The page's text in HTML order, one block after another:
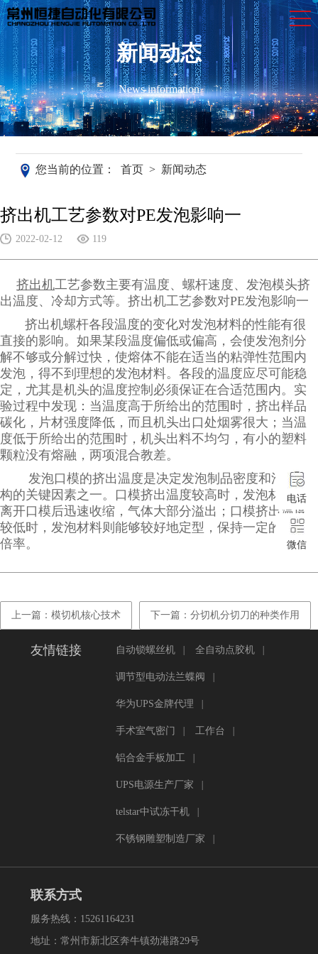
新闻动态
News information
您当前的位置： 首页 > 新闻动态
挤出机工艺参数对PE发泡影响一
2022-02-12 119
挤出机工艺参数主要有温度、螺杆速度、发泡模头挤
出温度、冷却方式等。挤出机工艺参数对PE发泡影响一
挤出机螺杆各段温度的变化对发泡材料的性能有很
直接的影响。如果某段温度偏低或偏高，会使发泡剂分
解不够或分解过快，使熔体不能在适当的粘弹性范围内
发泡，得不到理想的发泡材料。各段的温度应尽可能稳
定，尤其是机头的温度控制必须保证在合适范围内。实
验过程中发现：当温度高于所给出的范围时，挤出样品
碳化，片材强度降低，而且机头出口处烟雾很大；当温
度低于所给出的范围时，机头出料不均匀，有小的塑料
颗粒没有熔融，两项混合教差。
发泡口模的挤出温度是决定发泡制品密度和泡孔结
构的关键因素之一。口模挤出温度较高时，发泡材料在
离开口模后迅速收缩，气体大部分溢出；口模挤出温度
较低时，发泡材料则能够较好地定型，保持一定的发泡
倍率。
上一篇：模切机核心技术 下一篇：分切机分切刀的种类作用
友情链接 自动锁螺丝机 全自动点胶机
调节型电动法兰蝶阀
华为UPS金牌代理
手术室气密门 工作台
铝合金手板加工
UPS电源生产厂家
telstar中试冻干机
不锈钢雕塑制造厂家
联系方式
服务热线：15261164231
地址：常州市新北区奔牛镇劲港路29号
电话
微信